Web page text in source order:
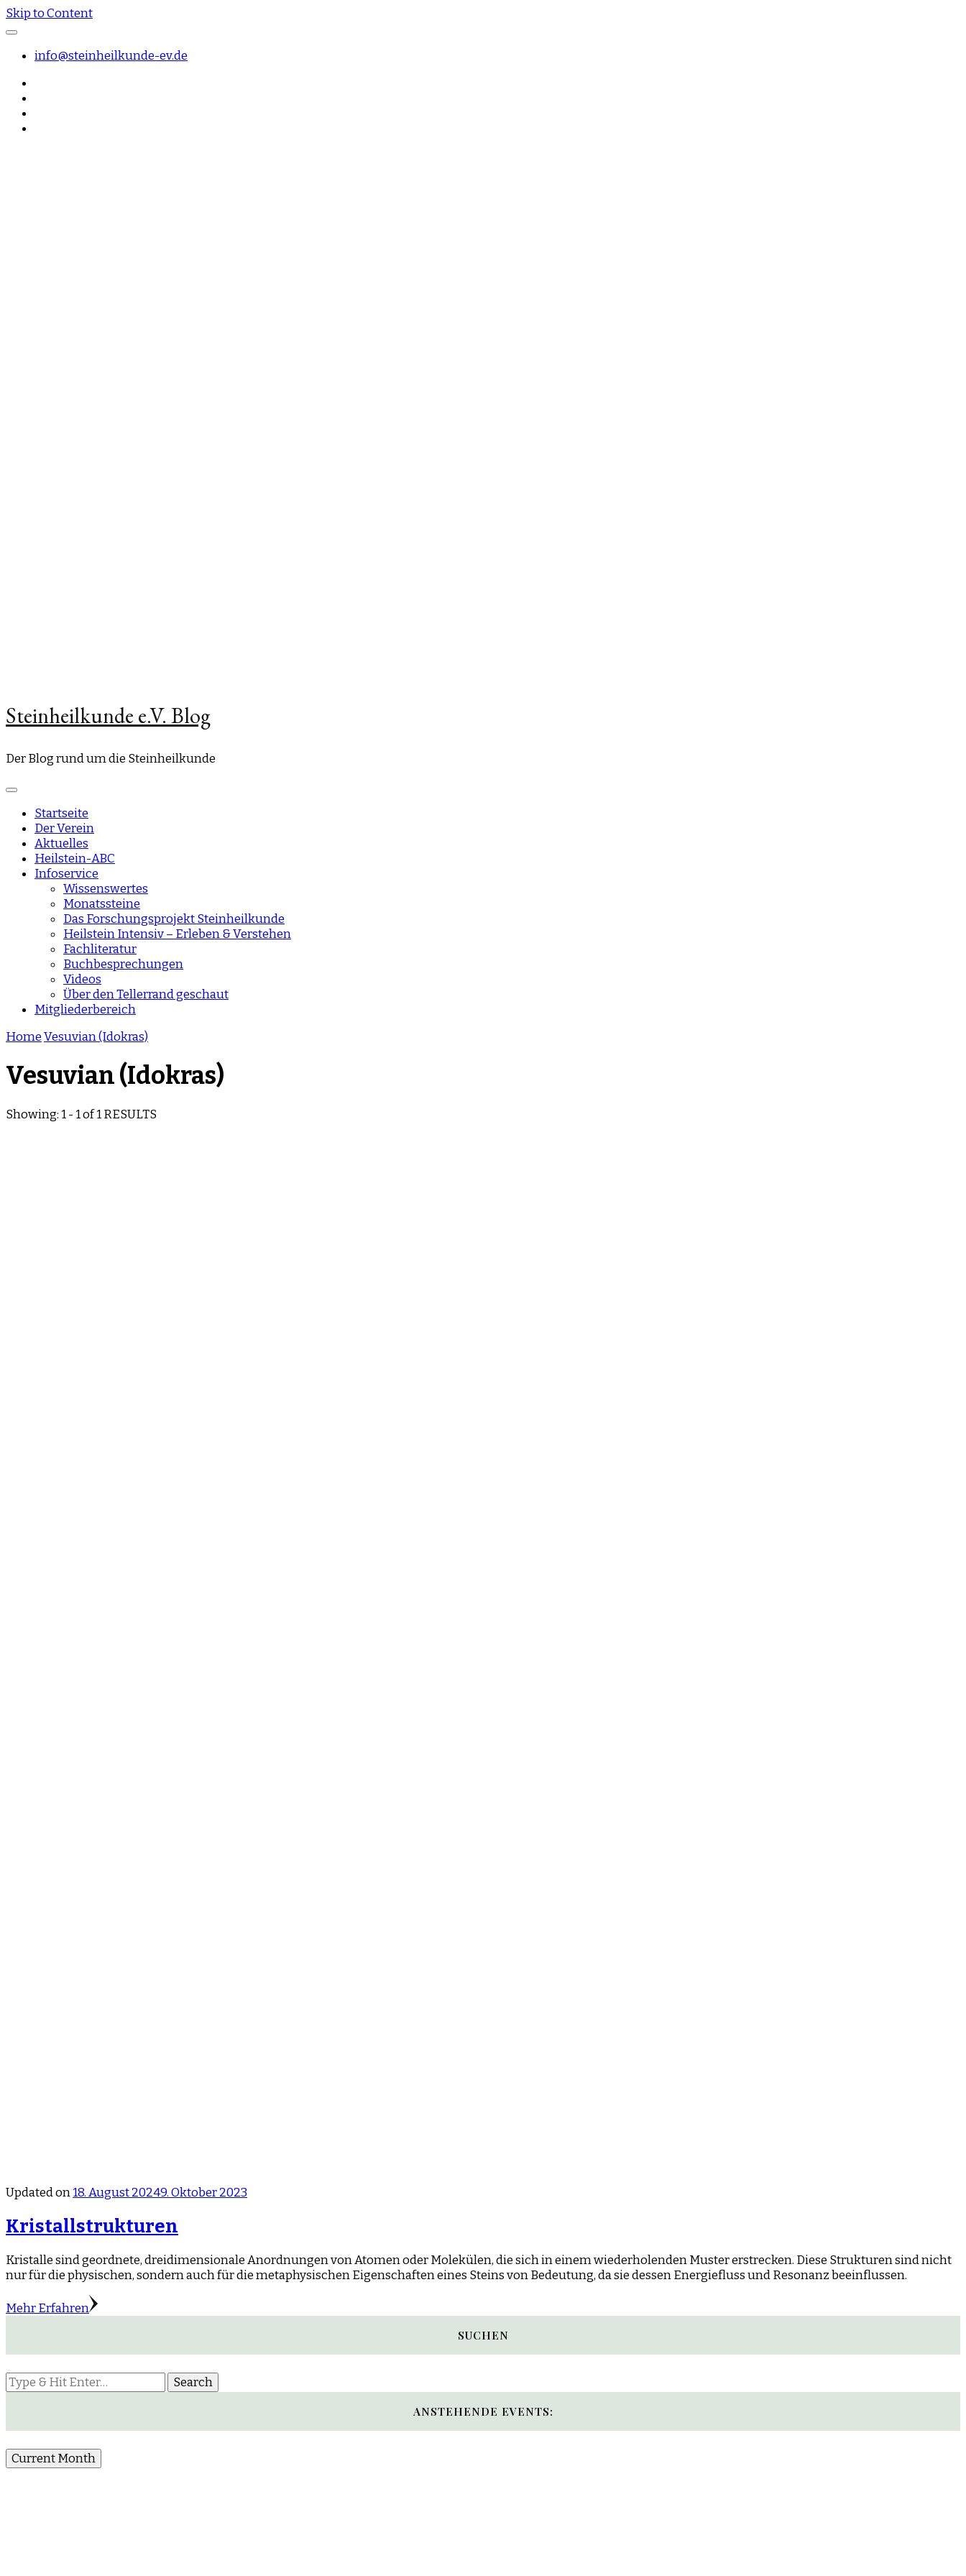
Skip to Content
info@steinheilkunde-ev.de
Steinheilkunde e.V. Blog
Der Blog rund um die Steinheilkunde
Startseite
Der Verein
Aktuelles
Heilstein-ABC
Infoservice
Wissenswertes
Monatssteine
Das Forschungsprojekt Steinheilkunde
Heilstein Intensiv – Erleben & Verstehen
Fachliteratur
Buchbesprechungen
Videos
Über den Tellerrand geschaut
Mitgliederbereich
HomeVesuvian (Idokras)
Vesuvian (Idokras)
Showing: 1 - 1 of 1 RESULTS
Updated on18. August 20249. Oktober 2023
Kristallstrukturen
Kristalle sind geordnete, dreidimensionale Anordnungen von Atomen oder Molekülen, die sich in einem wiederholenden Muster erstrecken. Diese Strukturen sind nicht
nur für die physischen, sondern auch für die metaphysischen Eigenschaften eines Steins von Bedeutung, da sie dessen Energiefluss und Resonanz beeinflussen.
Mehr Erfahren
SUCHEN
Looking
for
ANSTEHENDE EVENTS:
Current Month